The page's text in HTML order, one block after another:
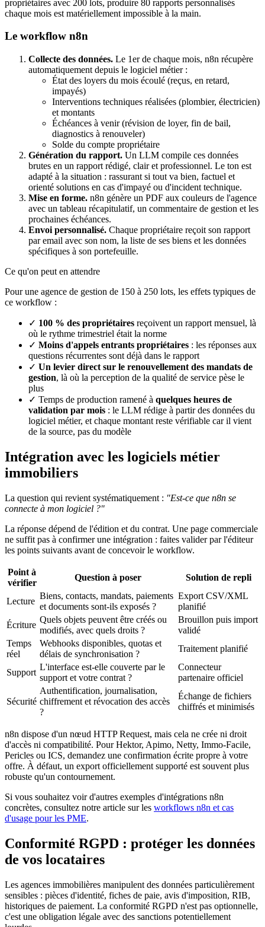
propriétaires avec 200 lots, produire 80 rapports personnalisés
chaque mois est matériellement impossible à la main.
Le workflow n8n
Collecte des données. Le 1er de chaque mois, n8n récupère
automatiquement depuis le logiciel métier :
État des loyers du mois écoulé (reçus, en retard,
impayés)
Interventions techniques réalisées (plombier, électricien)
et montants
Échéances à venir (révision de loyer, fin de bail,
diagnostics à renouveler)
Solde du compte propriétaire
Génération du rapport. Un LLM compile ces données
brutes en un rapport rédigé, clair et professionnel. Le ton est
adapté à la situation : rassurant si tout va bien, factuel et
orienté solutions en cas d'impayé ou d'incident technique.
Mise en forme. n8n génère un PDF aux couleurs de l'agence
avec un tableau récapitulatif, un commentaire de gestion et les
prochaines échéances.
Envoi personnalisé. Chaque propriétaire reçoit son rapport
par email avec son nom, la liste de ses biens et les données
spécifiques à son portefeuille.
Ce qu'on peut en attendre
Pour une agence de gestion de 150 à 250 lots, les effets typiques de
ce workflow :
✓ 100 % des propriétaires reçoivent un rapport mensuel, là
où le rythme trimestriel était la norme
✓ Moins d'appels entrants propriétaires : les réponses aux
questions récurrentes sont déjà dans le rapport
✓ Un levier direct sur le renouvellement des mandats de
gestion, là où la perception de la qualité de service pèse le
plus
✓ Temps de production ramené à quelques heures de
validation par mois : le LLM rédige à partir des données du
logiciel métier, et chaque montant reste vérifiable car il vient
de la source, pas du modèle
Intégration avec les logiciels métier
immobiliers
La question qui revient systématiquement : "Est-ce que n8n se
connecte à mon logiciel ?"
La réponse dépend de l'édition et du contrat. Une page commerciale
ne suffit pas à confirmer une intégration : faites valider par l'éditeur
les points suivants avant de concevoir le workflow.
Point à
vérifier
Question à poser Solution de repli
Lecture
Biens, contacts, mandats, paiements
et documents sont-ils exposés ?
Export CSV/XML
planifié
Écriture
Quels objets peuvent être créés ou
modifiés, avec quels droits ?
Brouillon puis import
validé
Temps
réel
Webhooks disponibles, quotas et
délais de synchronisation ?
Traitement planifié
Support
L'interface est-elle couverte par le
support et votre contrat ?
Connecteur
partenaire officiel
Sécurité
Authentification, journalisation,
chiffrement et révocation des accès
?
Échange de fichiers
chiffrés et minimisés
n8n dispose d'un nœud HTTP Request, mais cela ne crée ni droit
d'accès ni compatibilité. Pour Hektor, Apimo, Netty, Immo-Facile,
Pericles ou ICS, demandez une confirmation écrite propre à votre
offre. À défaut, un export officiellement supporté est souvent plus
robuste qu'un contournement.
Si vous souhaitez voir d'autres exemples d'intégrations n8n
concrètes, consultez notre article sur les workflows n8n et cas
d'usage pour les PME.
Conformité RGPD : protéger les données
de vos locataires
Les agences immobilières manipulent des données particulièrement
sensibles : pièces d'identité, fiches de paie, avis d'imposition, RIB,
historiques de paiement. La conformité RGPD n'est pas optionnelle,
c'est une obligation légale avec des sanctions potentiellement